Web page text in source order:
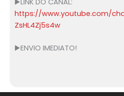
▶️LINK DO CANAL:
https://www.youtube.com/
ZsHL4Zj5s4w
▶️ENVIO IMEDIATO!